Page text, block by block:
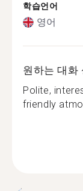
학습언어
영어
원하는 대화
Polite,
friendly